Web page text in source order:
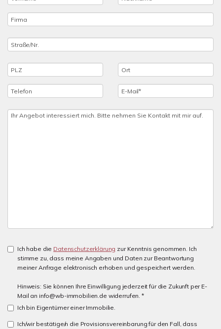
Ich habe die Datenschutzerklärung zur Kenntnis genommen. Ich
stimme zu, dass meine Angaben und Daten zur Beantwortung
meiner Anfrage elektronisch erhoben und gespeichert werden.
Hinweis: Sie können Ihre Einwilligung jederzeit für die Zukunft per E-
Mail an info@wb-immobilien.de widerrufen. *
Ich bin Eigentümer einer Immobilie.
Ich/wir bestätige/n die Provisionsvereinbarung für den Fall, dass